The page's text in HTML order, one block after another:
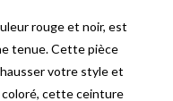
rouge et noir, est
tenue. Cette pièce
votre style et
cette ceinture